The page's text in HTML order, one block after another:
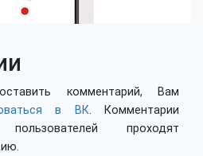
комментарий, Вам
в ВК. Комментарии
пользователей проходят